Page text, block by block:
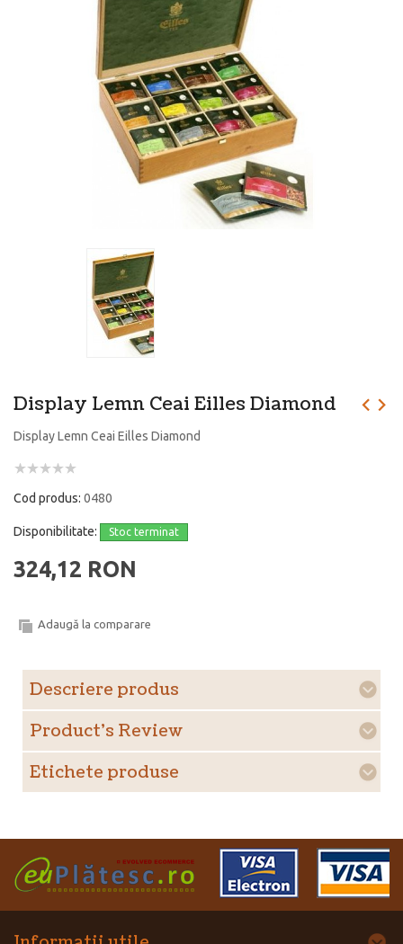
Display Lemn Ceai Eilles Diamond
Display Lemn Ceai Eilles Diamond
Cod produs: 0480
Disponibilitate: Stoc terminat
324,12 RON
Adaugă la comparare
Descriere produs
Product's Review
Etichete produse